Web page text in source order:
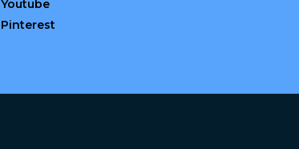
Youtube
Pinterest